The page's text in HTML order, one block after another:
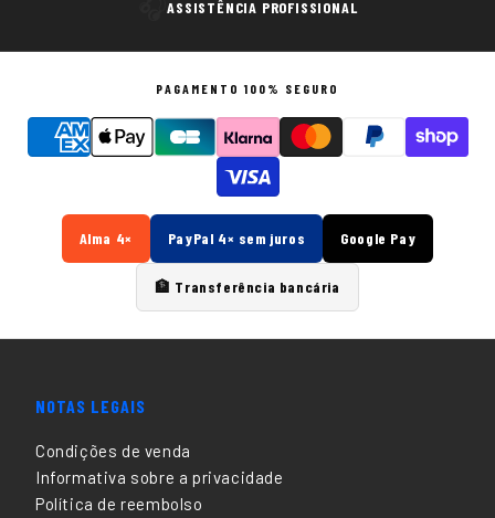
🎧ASSISTÊNCIA PROFISSIONAL
PAGAMENTO 100% SEGURO
Alma 4× PayPal 4× sem juros Google Pay
🏦 Transferência bancária
NOTAS LEGAIS
Condições de venda
Informativa sobre a privacidade
Política de reembolso